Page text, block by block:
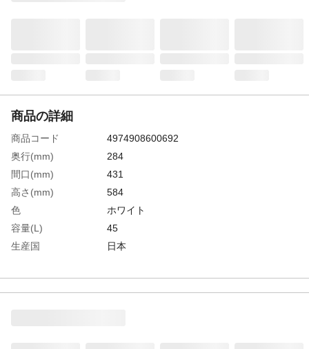
商品の詳細
商品コード
4974908600692
奥行(mm)
284
間口(mm)
431
高さ(mm)
584
色
ホワイト
容量(L)
45
生産国
日本
材質1
本体：ポリプロピレン